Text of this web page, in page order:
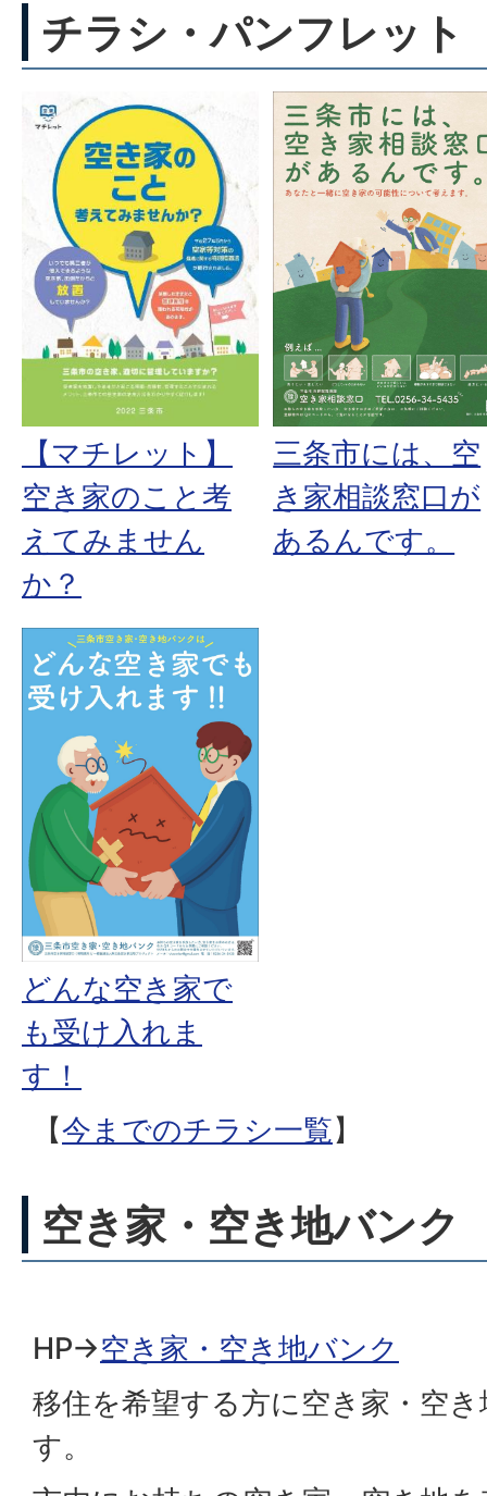
チラシ・パンフレット
【マチレット】
空き家のこと考
えてみません
か？
三条市には、空
き家相談窓口が
あるんです。
どんな空き家で
も受け入れま
す！
【今までのチラシ一覧】
空き家・空き地バンク
HP→空き家・空き地バンク
移住を希望する方に空き家・空
す。